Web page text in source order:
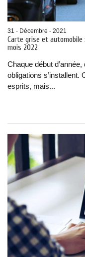
31 - Décembre - 2021
Carte grise et
mois 2022
Chaque début
obligations s’installent.
esprits, mais...